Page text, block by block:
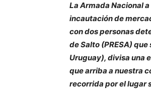
La Armada Nacional
incautación de
con dos personas
de Salto (PRESA)
Uruguay), divisa una
que arriba a nuestra
recorrida por el lugar